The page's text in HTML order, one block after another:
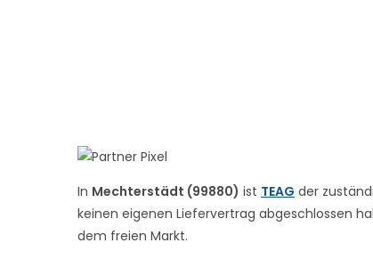
In Mechterstädt (99880) ist TEAG der
keinen eigenen Liefervertrag abgeschlossen
dem freien Markt.